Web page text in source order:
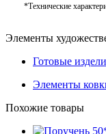
*Технические
Элементы
Готовые
Элементы
Похожие товары